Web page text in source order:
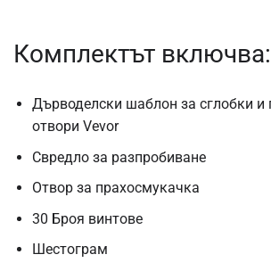
Комплектът включва:
Дърводелски шаблон за сглобки и
отвори Vevor
Свредло за разпробиване
Отвор за прахосмукачка
30 Броя винтове
Шестограм